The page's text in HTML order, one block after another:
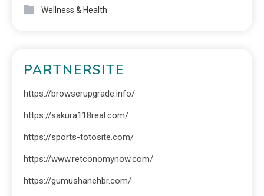
Wellness & Health
PARTNERSITE
https://browserupgrade.info/
https://sakura118real.com/
https://sports-totosite.com/
https://www.retconomynow.com/
https://gumushanehbr.com/